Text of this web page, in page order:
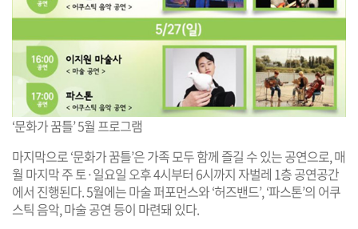
‘문화가 꿈틀’ 5월 프로그램
마지막으로 ‘문화가 꿈틀’은 가족 모두 함께 즐길 수 있는 공연으로, 매
월 마지막 주 토·일요일 오후 4시부터 6시까지 자벌레 1층 공연공간
에서 진행된다. 5월에는 마술 퍼포먼스와 ‘허즈밴드’, ‘파스톤’의 어쿠
스틱 음악, 마술 공연 등이 마련돼 있다.